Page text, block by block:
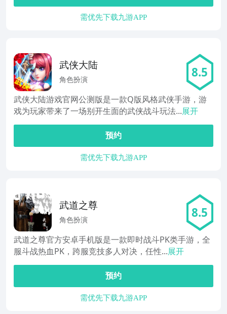
需优先下载九游APP
武侠大陆
角色扮演 8.5
武侠大陆游戏官网公测版是一款Q版风格武侠手游，游
戏为玩家带来了一场别开生面的武侠战斗玩法...展开
预约
需优先下载九游APP
武道之尊
角色扮演 8.5
武道之尊官方安卓手机版是一款即时战斗PK类手游，全
服斗战热血PK，跨服竞技多人对决，任性...展开
预约
需优先下载九游APP